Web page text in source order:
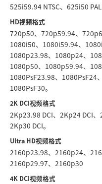
525i59.94 NTSC、625i50 PAL
HD视频格式
720p50、720p59.94、
1080i50、1080i59.94、
1080p23.98、1080p24、
1080p50、1080p59.94、
1080PsF23.98、1080PsF24
1080PsF30。
2K DCI视频格式
2Kp23.98 DCI、2Kp24 DCI、
2Kp30 DCI。
Ultra HD视频格式
2160p23.98、2160p24、
2160p29.97、2160p30
4K DCI视频格式